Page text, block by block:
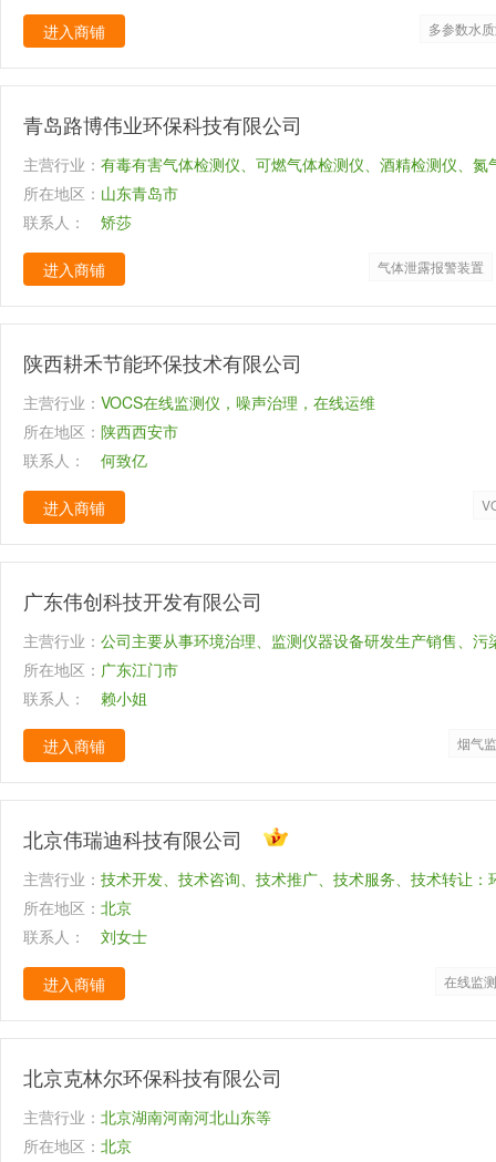
进入商铺 多参数水
青岛路博伟业环保科技有限公司
主营行业： 有毒有害气体检测仪、可燃气体检测仪、酒精检测仪、氮
烟气分析仪、无损检测仪、测温仪等等
所在地区： 山东青岛市
联系人：
矫莎
进入商铺 气体泄露报警装置
陕西耕禾节能环保技术有限公司
主营行业： VOCS在线监测仪，噪声治理，在线运维
所在地区： 陕西西安市
联系人：
何致亿
进入商铺
广东伟创科技开发有限公司
主营行业： 公司主要从事环境治理、监测仪器设备研发生产销售、污
统集成和运营维护、环境污染治理设施设计、建设及运营
软件研发等业务。
所在地区： 广东江门市
联系人：
赖小姐
进入商铺 烟气
北京伟瑞迪科技有限公司
主营行业： 技术开发、技术咨询、技术推广、技术服务、技术转让：
自行开发后的产品；委托加工机械装备；工程勘察设计；
件及辅助设备、电子产品、机械设备、通讯设备；货物进
口、代理进出口；计算机系统服务；数据处理（数据处理
心、PUE值在1.5以上的云计算数据中心除外）；基础软
发；软件咨询：设计、制作、代理、发布广告。
所在地区： 北京
联系人：
刘女士
进入商铺 在线监测
北京克林尔环保科技有限公司
主营行业： 北京湖南河南河北山东等
所在地区： 北京